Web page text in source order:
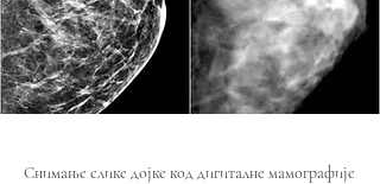
Снимање слике дојке код дигиталне мамографије